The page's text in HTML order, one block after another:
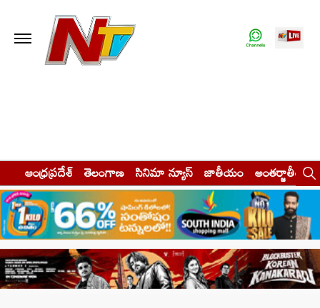
ఆంధ్రప్రదేశ్ తెలంగాణ సినిమా న్యూస్ జాతీయం అంతర్జాతీయం